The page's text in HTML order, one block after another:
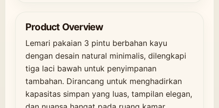
Product Overview
Lemari pakaian 3 pintu berbahan kayu
dengan desain natural minimalis, dilengkapi
tiga laci bawah untuk penyimpanan
tambahan. Dirancang untuk menghadirkan
kapasitas simpan yang luas, tampilan elegan,